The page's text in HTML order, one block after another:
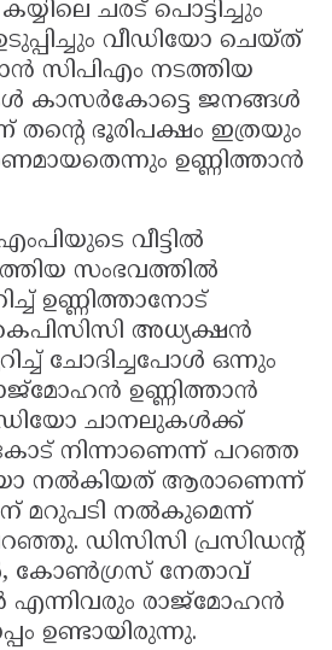
ചരട് പൊട്ടിച്ചും
വീഡിയോ ചെയ്ത്
സിപിഎം നടത്തിയ
കാസർകോട്ടെ ജനങ്ങൾ
തന്റെ ഭൂരിപക്ഷം ഇത്രയും
ഉണ്ണിത്താൻ
വീട്ടിൽ
സംഭവത്തിൽ
ഉണ്ണിത്താനോട്
അധ്യക്ഷൻ
ചോദിച്ചപോൾ ഒന്നും
ഉണ്ണിത്താൻ
ചാനലുകൾക്ക്
നിന്നാണെന്ന് പറഞ്ഞ
നൽകിയത് ആരാണെന്ന്
മറുപടി നൽകുമെന്ന്
ഡിസിസി പ്രസിഡന്റ്
കോൺഗ്രസ് നേതാവ്
എന്നിവരും രാജ്‌മോഹൻ
ഉണ്ടായിരുന്നു.